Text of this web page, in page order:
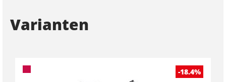
Varianten
-18.4%